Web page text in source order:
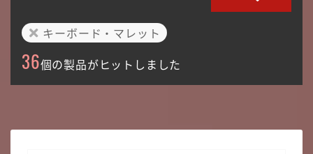
キーボード・マレット
36個の製品がヒットしました